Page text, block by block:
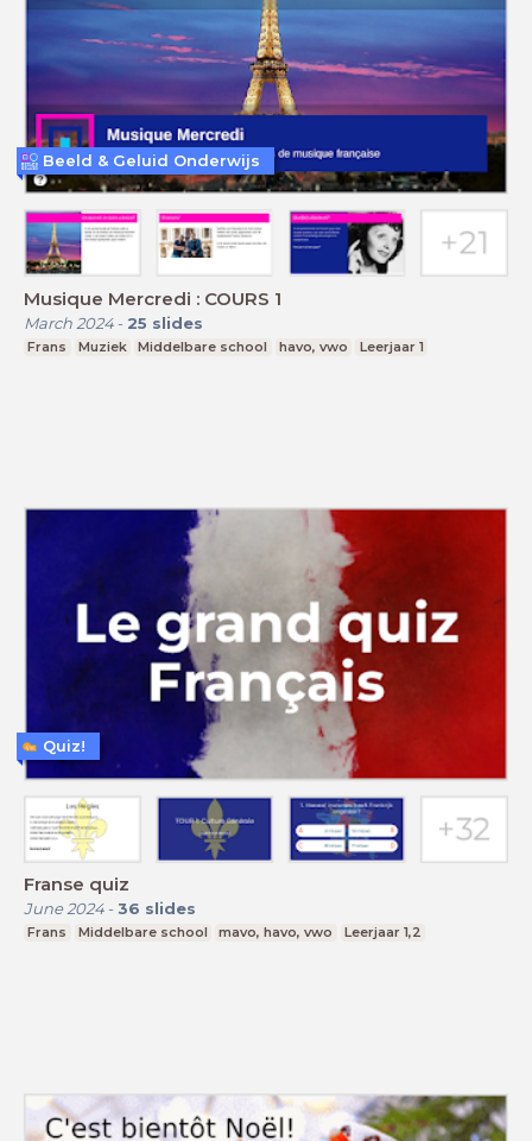
Musique Mercredi : COURS 1
March 2024- 25 slides
Frans Muziek Middelbare school havo, vwo Leerjaar 1
Beeld & Geluid Onderwijs
Franse quiz
June 2024- 36 slides
Frans Middelbare school mavo, havo, vwo Leerjaar 1,2
Quiz!